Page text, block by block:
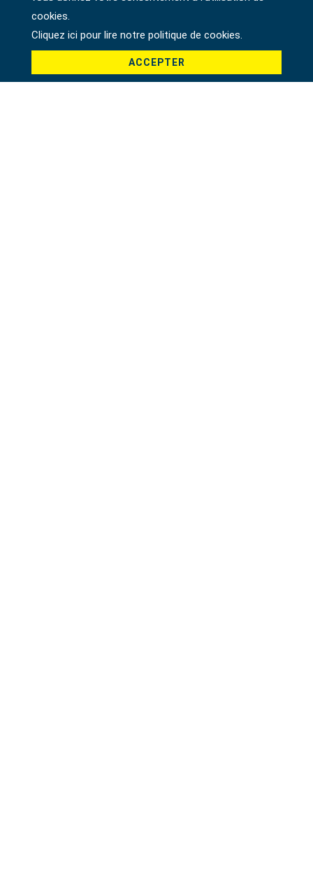
Adresse
Société
cookies.
Cliquez ici pour lire notre politique de cookies.
ACCEPTER